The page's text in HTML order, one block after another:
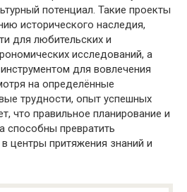
потенциал. Такие проекты
исторического наследия,
для любительских и
исследований, а
для вовлечения
на определённые
трудности, опыт успешных
что правильное планирование и
превратить
центры притяжения знаний и